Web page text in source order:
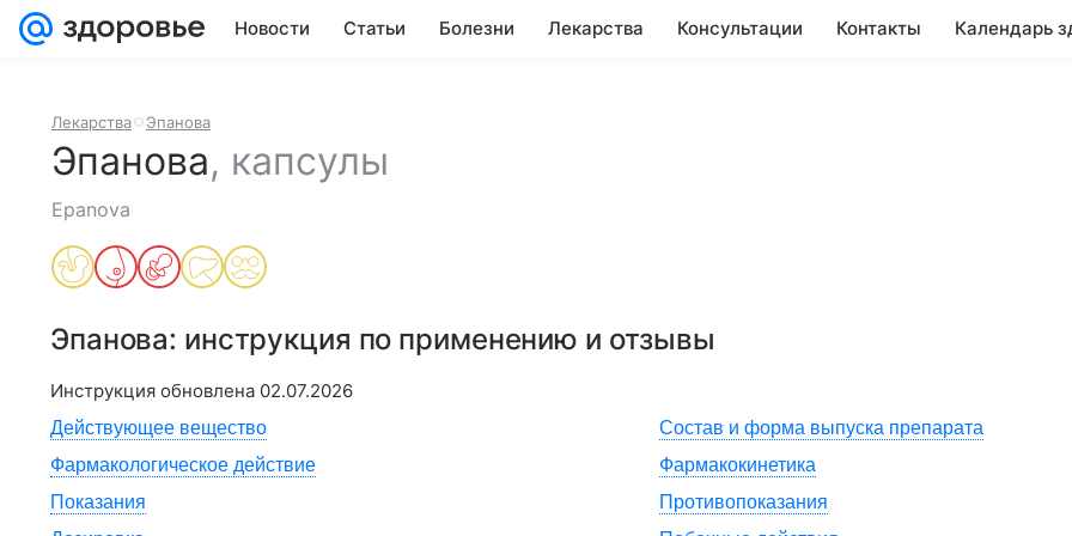
Новости Статьи Болезни Лекарства Консультации Контакты Календарь
Лекарства Эпанова
Эпанова, капсулы
Epanova
Эпанова: инструкция по применению и отзывы
Инструкция обновлена 02.07.2026
Действующее вещество
Состав и форма выпуска препарата
Фармакологическое действие
Фармакокинетика
Показания
Противопоказания